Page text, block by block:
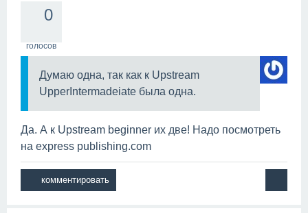
0
голосов
Думаю одна, так как к Upstream
UpperIntermadeiate была одна.
Да. А к Upstream beginner их две! Надо посмотреть
на express publishing.com